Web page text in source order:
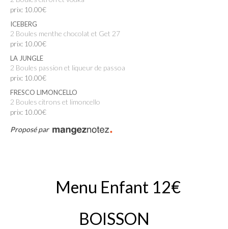
prix: 10.00€
ICEBERG
2 Boules menthe chocolat et Get 27
prix: 10.00€
LA JUNGLE
2 Boules passion et liqueur de passoa
prix: 10.00€
FRESCO LIMONCELLO
2 Boules citrons et limoncello
prix: 10.00€
Proposé par
Menu Enfant 12€
BOISSON